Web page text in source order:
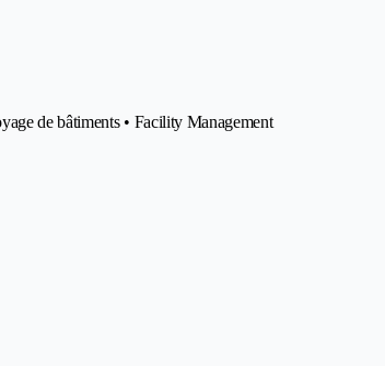
de bâtiments • Facility Management